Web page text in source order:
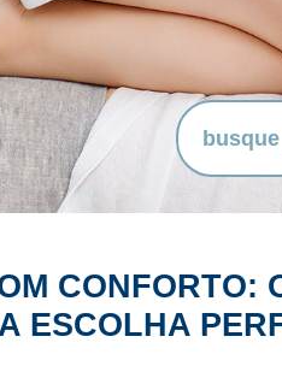
CONFORTO:
ESCOLHA